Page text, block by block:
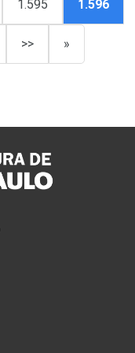
1.595 1.596
>> »